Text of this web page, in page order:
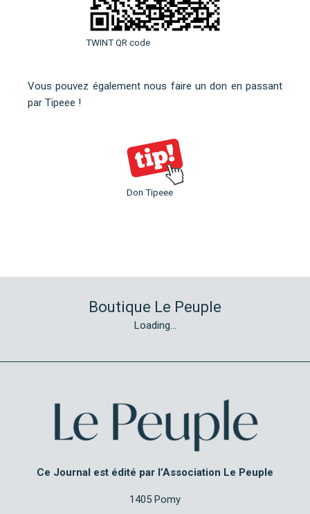
TWINT QR code
Vous pouvez également nous faire un don en passant
par Tipeee !
Don Tipeee
Boutique Le Peuple
Loading...
Ce Journal est édité par l’Association Le Peuple
1405 Pomy